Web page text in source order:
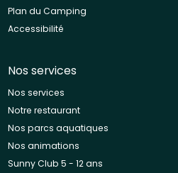
Plan du Camping
Accessibilité
Nos services
Nos services
Notre restaurant
Nos parcs aquatiques
Nos animations
Sunny Club 5 - 12 ans